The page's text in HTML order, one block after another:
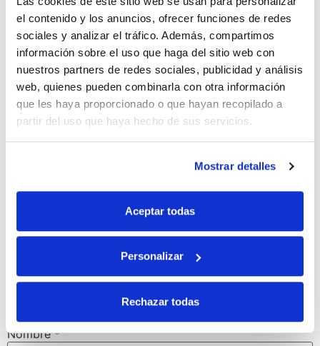
el contenido y los anuncios, ofrecer funciones de redes
sociales y analizar el tráfico. Además, compartimos
información sobre el uso que haga del sitio web con
nuestros partners de redes sociales, publicidad y análisis
web, quienes pueden combinarla con otra información
que les haya proporcionado o que hayan recopilado a
partir del uso que haya hecho de sus servicios.
Mostrar detalles
Aceptar todas
Personalizar
Rechazar todas
beso!
Deja una respuesta
Tu dirección de correo electrónico no será publicada.
Los campos obligatorios están marcados con
Nombre*